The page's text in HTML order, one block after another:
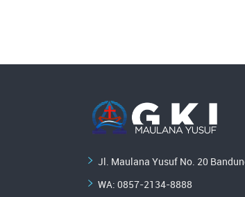
Jl. Maulana Yusuf No. 20
WA: 0857-2134-8888